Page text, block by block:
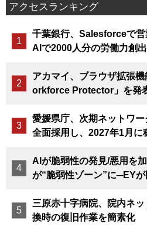
アクセスランキング
千葉銀行、Salesforceで営
AIで2000人分の労働力創
アカマイ、ブラウザ拡張
orkforce Protector」を発
愛媛県庁、次期ネットワ
全面採用し、2027年1月に
AIが脆弱性の発見/悪用を
が“脆弱性ゾーン”に─EY
三原赤十字病院、院内ネ
換時の復旧作業を簡素化